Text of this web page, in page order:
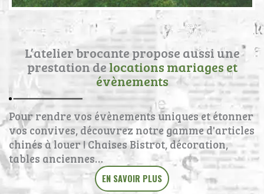
L’atelier brocante propose aussi une
prestation de locations mariages et
évènements
Pour rendre vos évènements uniques et étonner
vos convives, découvrez notre gamme d'articles
chinés à louer ! Chaises Bistrot, décoration,
tables anciennes…
EN SAVOIR PLUS